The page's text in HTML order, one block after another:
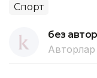
Спорт
без
Авторлар